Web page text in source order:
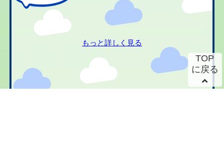
もっと詳しく見る
TOP
に戻る